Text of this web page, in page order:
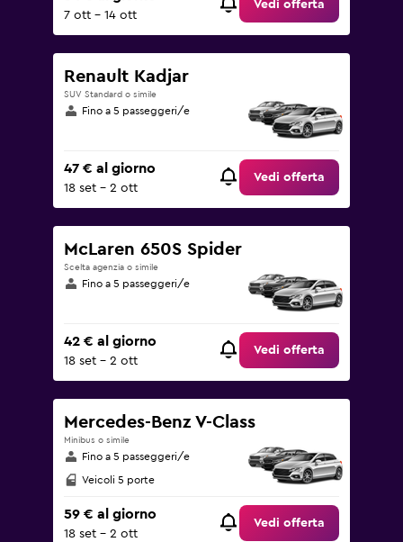
7 ott - 14 ott
Vedi offerta
Renault Kadjar
SUV Standard o simile
Fino a 5 passeggeri/e
47 € al giorno
18 set - 2 ott
Vedi offerta
McLaren 650S Spider
Scelta agenzia o simile
Fino a 5 passeggeri/e
42 € al giorno
18 set - 2 ott
Vedi offerta
Mercedes-Benz V-Class
Minibus o simile
Fino a 5 passeggeri/e
Veicoli 5 porte
59 € al giorno
18 set - 2 ott
Vedi offerta